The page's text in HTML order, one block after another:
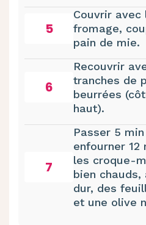
5
Couvrir avec
fromage,
pain de mie.
6
Recouvrir
tranches de
beurrées
haut).
7
Passer 5
enfourner 12
les croque-
bien
dur, des
et une olive